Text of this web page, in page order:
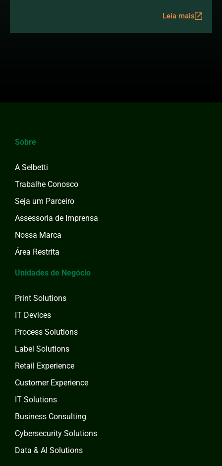
Leia mais
Sobre
A Selbetti
Trabalhe Conosco
Seja um Parceiro
Assessoria de Imprensa
Nossa Marca
Área Restrita
Unidades de Negócio
Print Solutions
IT Devices
Process Solutions
Label Solutions
Retail Experience
Customer Experience
IT Solutions
Business Consulting
Cybersecurity Solutions
Data & AI Solutions